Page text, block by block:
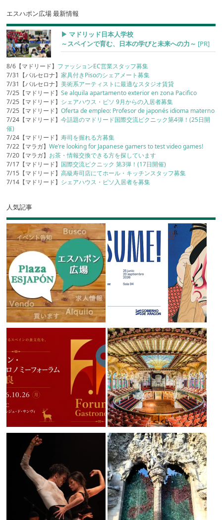
エスハポン広場 最新情報
▶︎ マドリッド日本人学校
～スペインで育む、日本の学びと未来への力～ [PR]
8/6【マドリード】 ファッションEC営業スタッフ募集
7/31【バルセロナ】家具付きPisoのシェアメート募集
7/31【バルセロナ】美術系アーティストに最適なスタジオ賃貸
7/25【マドリード】Se alquila apartamento exterior en zona Pacifico
7/25【マドリード】 シェアハウス・ピソ 9月からの入居者募集
7/25【マドリード】Oferta de empleo: Profesor de japonés idioma materno
7/24【マドリード】今話題のマドリード国際交流ピクニック第4弾！(25日開
催)
7/24【マドリード】寿司を握れる方募集
7/22【マラガ】We’re looking for Japanese gamers to test video games!
7/20【マラガ】 お茶・情報交換できる方を探しています
7/17【マドリード】 国際交流ピクニック 第3弾！(17日開催)
7/15【マドリード】高級寿司店にてホール・キッチンスタッフ募集
7/14【マドリード】 シェアハウス・ピソ入居者を募集
人気記事